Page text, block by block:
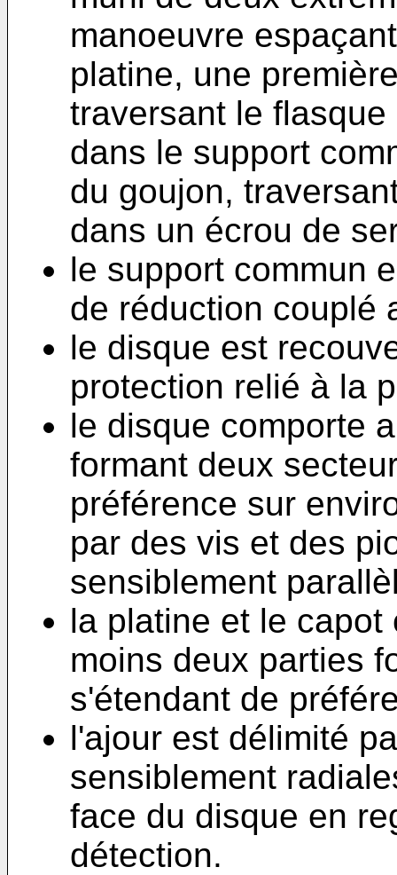
manoeuvre
platine, une
traversant le
dans le support
du goujon,
dans un écrou de
le support commun
de réduction couplé
le disque est
protection relié à la
le disque comporte
formant deux
préférence sur
par des vis et des
sensiblement
la platine et le
moins deux parties
s'étendant de
l'ajour est délimité
sensiblement
face du disque en
détection.